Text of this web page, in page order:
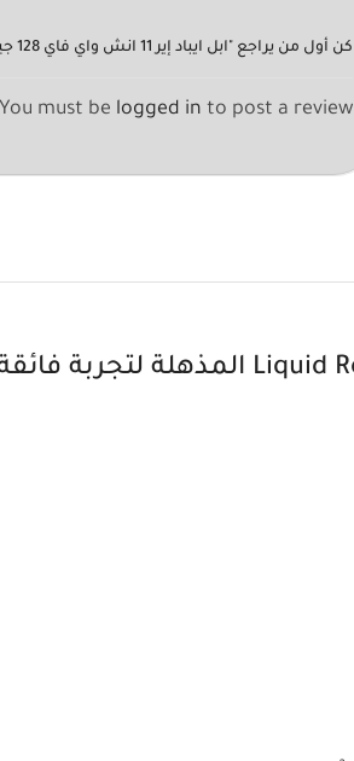
كن أول من يراجع "ابل ايباد إير 11 انش واي فاي 128 جيجابايت
You must be logged in to post a review.